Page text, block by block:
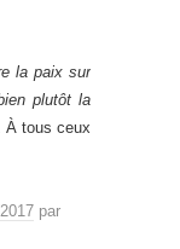
la paix sur
plutôt la
À tous ceux
par